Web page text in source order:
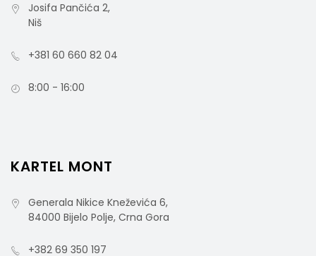
Josifa Pančića 2,
Niš
+381 60 660 82 04
8:00 - 16:00
KARTEL MONT
Generala Nikice Kneževića 6,
84000 Bijelo Polje, Crna Gora
+382 69 350 197